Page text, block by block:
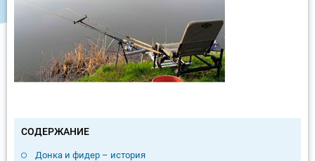
СОДЕРЖАНИЕ
Донка и фидер – история